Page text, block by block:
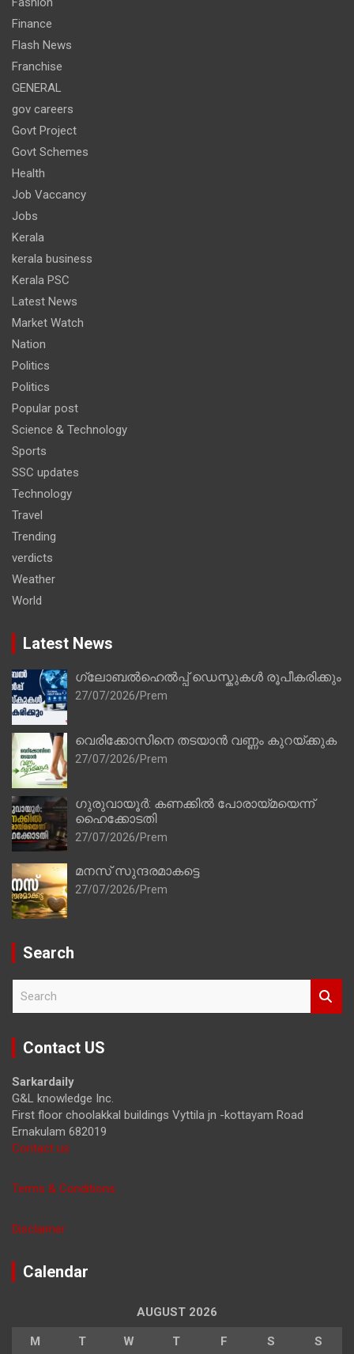
Finance
Flash News
Franchise
GENERAL
gov careers
Govt Project
Govt Schemes
Health
Job Vaccancy
Jobs
Kerala
kerala business
Kerala PSC
Latest News
Market Watch
Nation
Politics
Politics
Popular post
Science & Technology
Sports
SSC updates
Technology
Travel
Trending
verdicts
Weather
World
Latest News
ഗ്ലോബൽഹെൽപ്പ് ഡെസ്കുകൾ രൂപീകരിക്കും
27/07/2026 Prem
വെരിക്കോസിനെ തടയാൻ വണ്ണം കുറയ്ക്കുക
27/07/2026 Prem
ഗുരുവായൂർ: കണക്കിൽ പോരായ്മയെന്ന്
ഹൈക്കോടതി
27/07/2026 Prem
മനസ് സുന്ദരമാകട്ടെ
27/07/2026 Prem
Search
r
Contact US
Sarkardaily
G&L knowledge Inc.
First floor choolakkal buildings Vyttila jn -kottayam Road
Ernakulam 682019
Contact us
Terms & Conditions
Disclaimer
Calendar
AUGUST 2026
M T W T F S S